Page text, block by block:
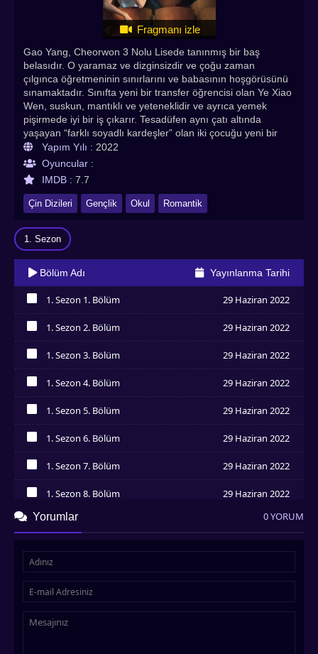
Fragmanı izle
Gao Yang, Cheorwon 3 Nolu Lisede tanınmış bir baş
belasıdır. O yaramaz ve dizginsizdir ve çoğu zaman
çılgınca öğretmeninin sınırlarını ve babasının hoşgörüsünü
sınamaktadır. Sınıfta yeni bir transfer öğrencisi olan Ye Xiao
Wen, suskun, mantıklı ve yeteneklidir ve ayrıca yemek
pişirmede iyi bir iş çıkarır. Tesadüfen aynı çatı altında
yaşayan “farklı soyadlı kardeşler” olan iki çocuğu yeni bir
macera beklemektedir. I Don't Want To Be Brothers With
You Türkçe altyazılı izle seçeneğiyle Asyadiziizle kalitesiyle
sizlerle! I Don’t Want To Be Brothers With You Türkçe
Altyazılı izle. En çok izlenen Asya dizileri, Kore dizileri, Çin
dizileri, Tayland dizileri , Çin dizileri, Asya dizileri, Hint
dizileri,Bl Dizileri Asyadiziizle.com adresinde!
Yapım Yılı : 2022
Oyuncular :
IMDB : 7.7
Çin Dizileri Gençlik Okul Romantik
1. Sezon
Bölüm Adı Yayınlanma Tarihi
1. Sezon 1. Bölüm 29 Haziran 2022
1. Sezon 2. Bölüm 29 Haziran 2022
1. Sezon 3. Bölüm 29 Haziran 2022
1. Sezon 4. Bölüm 29 Haziran 2022
1. Sezon 5. Bölüm 29 Haziran 2022
1. Sezon 6. Bölüm 29 Haziran 2022
1. Sezon 7. Bölüm 29 Haziran 2022
İzledim
1. Sezon 8. Bölüm 29 Haziran 2022
1. Sezon 9. Bölüm 29 Haziran 2022
İzledim
İzledim
İzledim
1. Sezon 13. Bölüm
Yorumlar 0 YORUM